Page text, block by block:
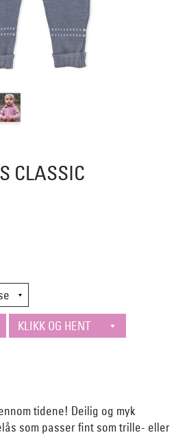
CLASSIC
tidene! Deilig og myk
som passer fint som trille- eller